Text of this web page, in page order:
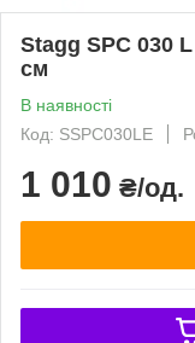
Stagg SPC 030
см
В наявності
Код: SSPC030LE
1 010 ₴/од.